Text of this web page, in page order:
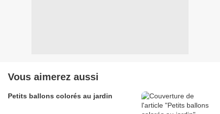
Vous aimerez aussi
Petits ballons colorés au jardin